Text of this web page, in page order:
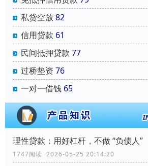
私贷空放82
信用贷款 61
民间抵押贷款 77
过桥垫资 76
一对一借钱 65
理性贷款：用好杠杆，不做 “负债人”
1747阅读 2026-05-25 20:14:20